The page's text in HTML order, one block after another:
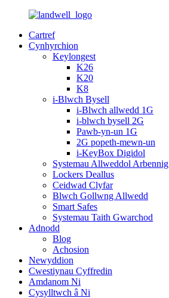
Cartref
Cynhyrchion
Keylongest
K26
K20
K8
i-Blwch Bysell
i-Blwch allwedd 1G
i-blwch bysell 2G
Pawb-yn-un 1G
2G popeth-mewn-un
i-KeyBox Digidol
Systemau Allweddol Arbennig
Lockers Deallus
Ceidwad Clyfar
Blwch Gollwng Allwedd
Smart Safes
Systemau Taith Gwarchod
Adnodd
Blog
Achosion
Newyddion
Cwestiynau Cyffredin
Amdanom Ni
Cysylltwch â Ni